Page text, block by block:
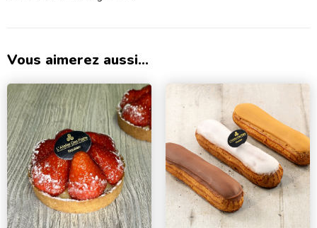
Vous aimerez aussi...